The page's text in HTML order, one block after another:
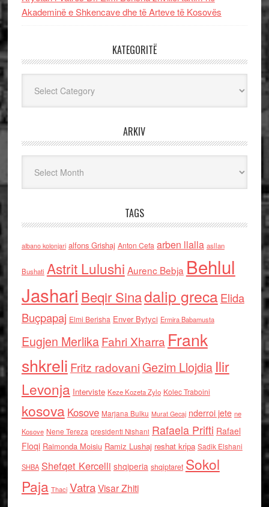
Akademinë e Shkencave dhe të Arteve të Kosovës
KATEGORITË
ARKIV
TAGS
albano kolonjari alfons Grishaj Anton Cefa arben llalla asllan
Bushati Astrit Lulushi Aurenc Bebja Behlul
Jashari Beqir Sinadalip grecaElida
Buçpapaj Elmi Berisha Enver Bytyci Ermira Babamusta
Eugjen MerlikaFahri Xharra Frank
shkreli Fritz radovaniGezim Llojdia Ilir
Levonja Interviste Keze Kozeta Zylo Kolec Traboini
kosova Kosove Marjana Bulku Murat Gecaj nderroi jete ne
Kosove Nene Tereza presidenti Nishani Rafaela Prifti Rafael
Floqi Raimonda Moisiu Ramiz Lushaj reshat kripa Sadik Elshani
SHBA Shefqet Kercelli shqiperia shqiptaret Sokol
Paja Thaci VatraVisar Zhiti